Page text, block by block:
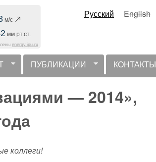
м/с
мм рт.ст.
energy.ipu.ru
Русский English
ПУБЛИКАЦИИ КОНТАКТЫ
— 2014»,
коллеги!